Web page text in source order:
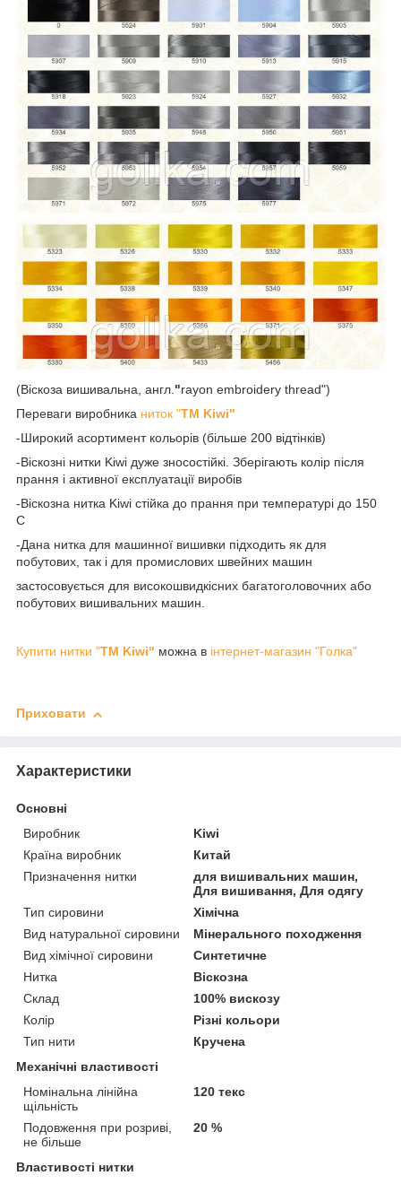
(Віскоза вишивальна, англ."rayon embroidery thread")
Переваги виробника ниток "TM Kiwi"
-Широкий асортимент кольорів (більше 200 відтінків)
-Віскозні нитки Kiwi дуже зносостійкі. Зберігають колір після
прання і активної експлуатації виробів
-Віскозна нитка Kiwi стійка до прання при температурі до 150
С
-Дана нитка для машинної вишивки підходить як для
побутових, так і для промислових швейних машин
застосовується для високошвидкісних багатоголовочних або
побутових вишивальних машин.
Купити нитки "TM Kiwi" можна в інтернет-магазин "Голка"
Приховати
Характеристики
Основні
Виробник
Kiwi
Країна виробник
Китай
Призначення нитки
для вишивальних машин,
Для вишивання, Для одягу
Тип сировини
Хімічна
Вид натуральної сировини
Мінерального походження
Вид хімічної сировини
Синтетичне
Нитка
Віскозна
Склад
100% вискозу
Колір
Різні кольори
Тип нити
Кручена
Механічні властивості
Номінальна лінійна
щільність
120 текс
Подовження при розриві,
не більше
20 %
Властивості нитки